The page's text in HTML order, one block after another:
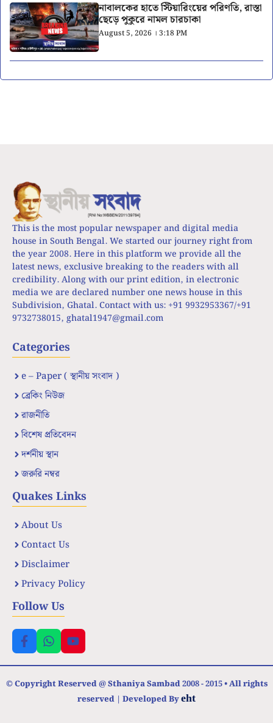
নাবালকের হাতে স্টিয়ারিংয়ের পরিণতি, রাস্তা
ছেড়ে পুকুরে নামল চারচাকা
August 5, 2026 । 3:18 PM
This is the most popular newspaper and digital media
house in South Bengal. We started our journey right from
the year 2008. Here in this platform we provide all the
latest news, exclusive breaking to the readers with all
credibility. Along with our print edition, in electronic
media we are declared number one news house in this
Subdivision, Ghatal. Contact with us: +91 9932953367/+91
9732738015, ghatal1947@gmail.com
Categories
e – Paper ( স্থানীয় সংবাদ )
ব্রেকিং নিউজ
রাজনীতি
বিশেষ প্রতিবেদন
দর্শনীয় স্থান
জরুরি নম্বর
Quakes Links
About Us
Contact Us
Disclaimer
Privacy Policy
Follow Us
© Copyright Reserved @ Sthaniya Sambad 2008 - 2015 • All rights
reserved | Developed Byeht